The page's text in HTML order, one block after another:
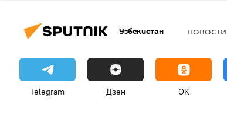
Узбекистан НОВОСТИ
Telegram Дзен OK